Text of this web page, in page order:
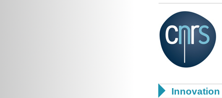
